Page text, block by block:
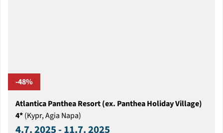
-48%
Atlantica Panthea Resort (ex. Panthea Holiday Village)
4*(Kypr, Agia Napa)
4.7. 2025 - 11.7. 2025